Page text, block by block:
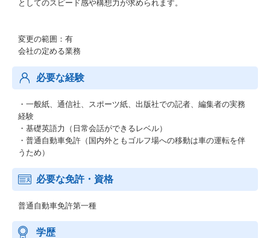
としてのスピード感や構想力が求められます。
変更の範囲：有
会社の定める業務
必要な経験
・一般紙、通信社、スポーツ紙、出版社での記者、編集者の実務
経験
・基礎英語力（日常会話ができるレベル）
・普通自動車免許（国内外ともゴルフ場への移動は車の運転を伴
うため）
必要な免許・資格
普通自動車免許第一種
学歴